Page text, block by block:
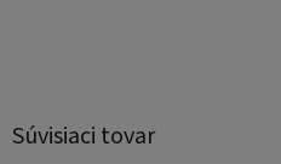
Súvisiaci tovar